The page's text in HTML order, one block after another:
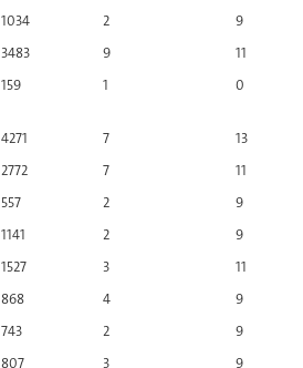
1034 2
9
3483 9
11
159 1 0
4271 7
13
2772 7
11
557 2
9
1141 2
9
1527 3
11
868 4
9
743 2
9
807 3 9